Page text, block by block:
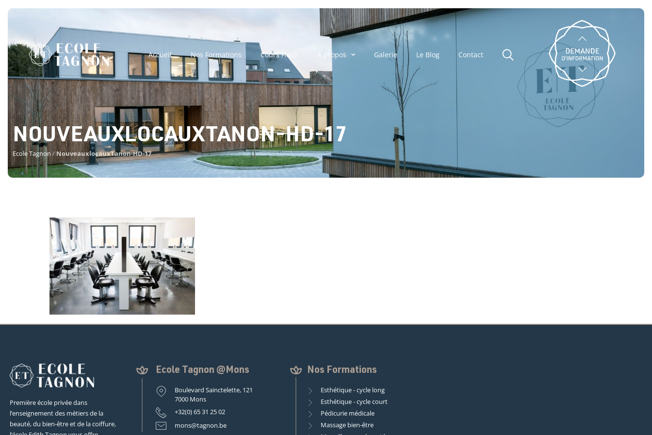
Accueil Nos Formations Cours Flash À propos Galerie Le Blog Contact
NOUVEAUXLOCAUXTANON-HD-17
Ecole Tagnon / NouveauxlocauxTanon-HD-17
Première école privée dans
l’enseignement des métiers de la
beauté, du bien-être et de la coiffure,
Ecole Tagnon @Mons
Boulevard Sainctelette, 121
7000 Mons
+32(0) 65 31 25 02
mons@tagnon.be
Nos Formations
Esthétique - cycle long
Esthétique - cycle court
Pédicurie médicale
Massage bien-être